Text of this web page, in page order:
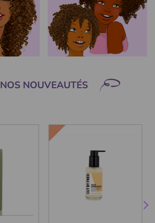
NOS NOUVEAUTÉS
NOUVEAU